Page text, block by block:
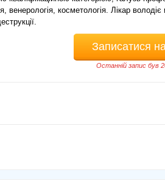
венерологія, косметологія. Лікар
Записатися
Останній запис був